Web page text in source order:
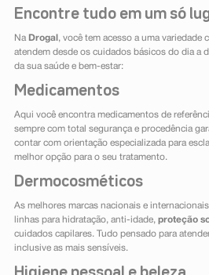
Encontre tudo em um só
Na Drogal , você tem acesso a uma variedade
atendem desde os cuidados básicos do dia a
da sua saúde e bem-estar:
Medicamentos
Aqui você encontra medicamentos de
sempre com total segurança e procedência
contar com orientação especializada para
melhor opção para o seu tratamento.
Dermocosméticos
As melhores marcas nacionais e
linhas para hidratação, anti-idade, proteção
cuidados capilares. Tudo pensado para
inclusive as mais sensíveis.